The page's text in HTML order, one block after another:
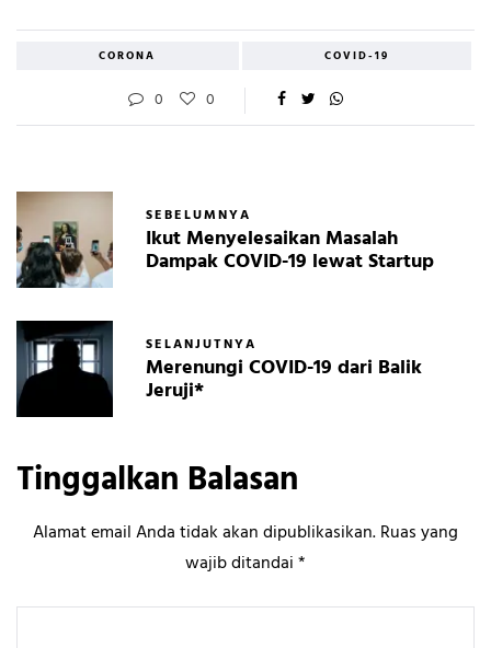
CORONA COVID-19
0 0
SEBELUMNYA
Ikut Menyelesaikan Masalah
Dampak COVID-19 lewat Startup
SELANJUTNYA
Merenungi COVID-19 dari Balik
Jeruji*
Tinggalkan Balasan
Alamat email Anda tidak akan dipublikasikan.Ruas yang
wajib ditandai*